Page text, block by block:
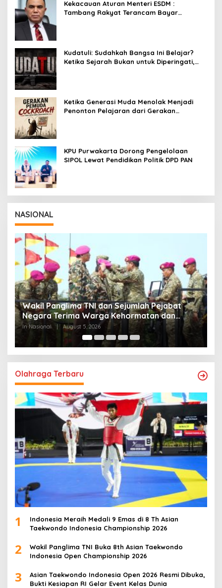
Kekacauan Aturan Menteri ESDM :
Tambang Rakyat Terancam Bayar
Kudatuli: Sudahkah Bangsa Ini Belajar?
Ketika Sejarah Bukan untuk Diperingati,
Ketika Generasi Muda Menolak Menjadi
Penonton Pelajaran dari Gerakan
KPU Purwakarta Dorong Pengelolaan
SIPOL Lewat Pendidikan Politik DPD PAN
NASIONAL
Panglima TNI Dampingi Menko Polkam
Sampaikan Imbauan Jaga Kondusivitas
Bangsa
In Nasional August 5, 2026
Olahraga Terbaru
1
Indonesia Meraih Medali 9 Emas di 8 Th Asian
Taekwondo Indonesia Championship 2026
2
Wakil Panglima TNI Buka 8th Asian Taekwondo
Indonesia Open Championship 2026
3
Asian Taekwondo Indonesia Open 2026 Resmi Dibuka,
Bukti Kesiapan RI Gelar Event Kelas Dunia